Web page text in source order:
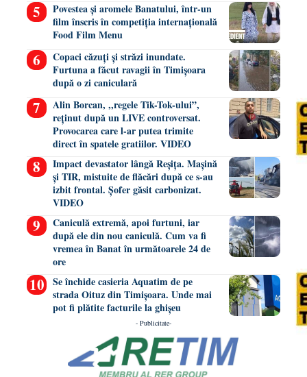
Povestea și aromele Banatului, într-un
film înscris în competiția internațională
Food Film Menu
Copaci căzuți și străzi inundate.
Furtuna a făcut ravagii în Timișoara
după o zi caniculară
Alin Borcan, ,,regele Tik-Tok-ului”,
reținut după un LIVE controversat.
Provocarea care l-ar putea trimite
direct în spatele gratiilor. VIDEO
Impact devastator lângă Reșița. Mașină
și TIR, mistuite de flăcări după ce s-au
izbit frontal. Șofer găsit carbonizat.
VIDEO
Caniculă extremă, apoi furtuni, iar
după ele din nou caniculă. Cum va fi
vremea în Banat în următoarele 24 de
ore
Se închide casieria Aquatim de pe
strada Oituz din Timișoara. Unde mai
pot fi plătite facturile la ghișeu
- Publicitate-